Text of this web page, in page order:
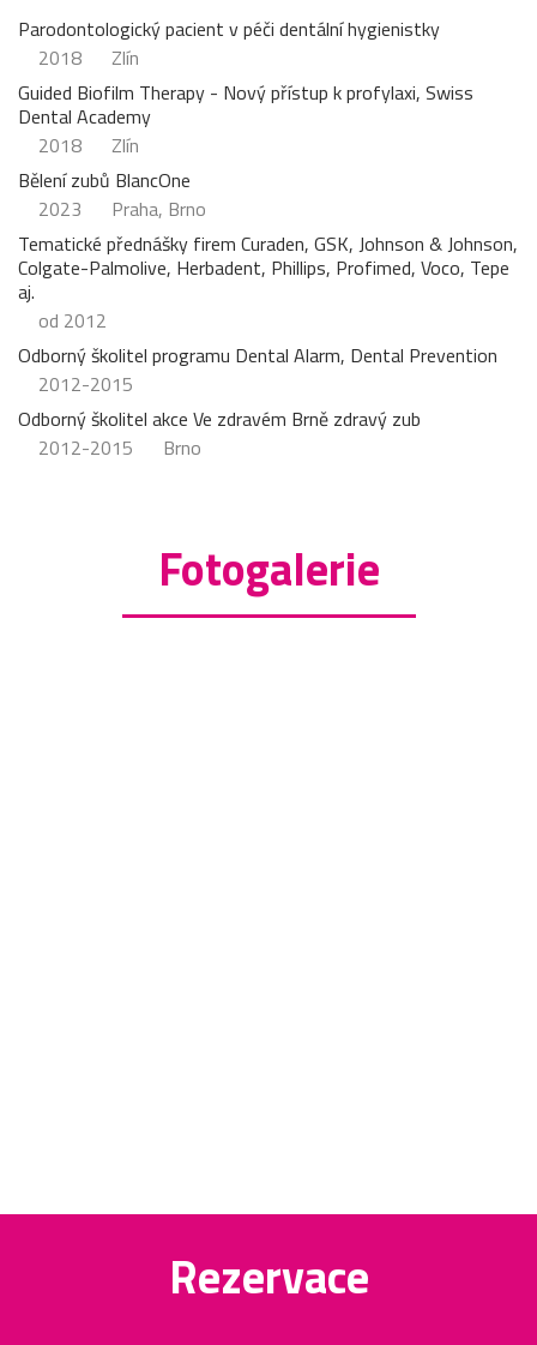
Parodontologický pacient v péči dentální hygienistky
2018
Zlín
Guided Biofilm Therapy - Nový přístup k profylaxi, Swiss
Dental Academy
2018
Zlín
Bělení zubů BlancOne
2023
Praha, Brno
Tematické přednášky firem Curaden, GSK, Johnson & Johnson,
Colgate-Palmolive, Herbadent, Phillips, Profimed, Voco, Tepe
aj.
od 2012
Odborný školitel programu Dental Alarm, Dental Prevention
2012-2015
Odborný školitel akce Ve zdravém Brně zdravý zub
2012-2015
Brno
Fotogalerie
Rezervace